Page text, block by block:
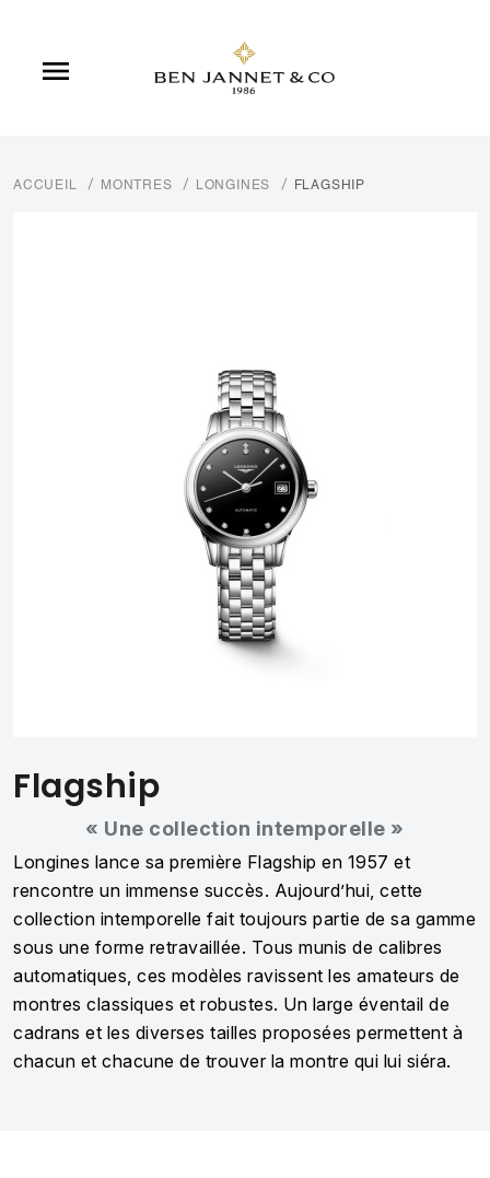

ACCUEIL MONTRES LONGINES FLAGSHIP
Flagship
« Une collection intemporelle »
Longines lance sa première Flagship en 1957 et
rencontre un immense succès. Aujourd’hui, cette
collection intemporelle fait toujours partie de sa gamme
sous une forme retravaillée. Tous munis de calibres
automatiques, ces modèles ravissent les amateurs de
montres classiques et robustes. Un large éventail de
cadrans et les diverses tailles proposées permettent à
chacun et chacune de trouver la montre qui lui siéra.